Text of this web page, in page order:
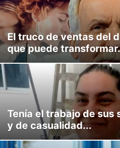
NEWSLETTER REINVENTADOS
PYME RADIO RANKING
STORYTELLING TIPS TRES
ULTIMO PROGRAMA
El truco de ventas del
que puede
Tenía el trabajo de sus
y de casualidad...